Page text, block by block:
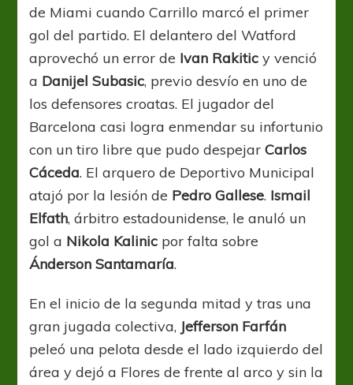
de Miami cuando Carrillo marcó el primer
gol del partido. El delantero del Watford
aprovechó un error de Ivan Rakitic y venció
a Danijel Subasic, previo desvío en uno de
los defensores croatas. El jugador del
Barcelona casi logra enmendar su infortunio
con un tiro libre que pudo despejarCarlos
Cáceda. El arquero de Deportivo Municipal
atajó por la lesión de Pedro Gallese. Ismail
Elfath, árbitro estadounidense, le anuló un
gol a Nikola Kalinic por falta sobre
Ánderson Santamaría.
En el inicio de la segunda mitad y tras una
gran jugada colectiva, Jefferson Farfán
peleó una pelota desde el lado izquierdo del
área y dejó a Flores de frente al arco y sin la